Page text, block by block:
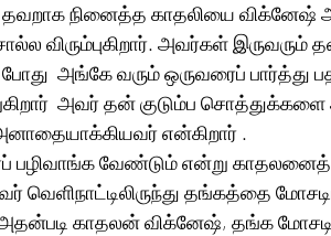
நினைத்த காதலியை விக்னேஷ்
விரும்புகிறார். அவர்கள் இருவரும்
அங்கே வரும் ஒருவரைப் பார்த்து
அவர் தன் குடும்ப சொத்துக்களை
என்கிறார் .
வேண்டும் என்று காதலனைத்
வெளிநாட்டிலிருந்து தங்கத்தை
காதலன் விக்னேஷ், தங்க மோசடி